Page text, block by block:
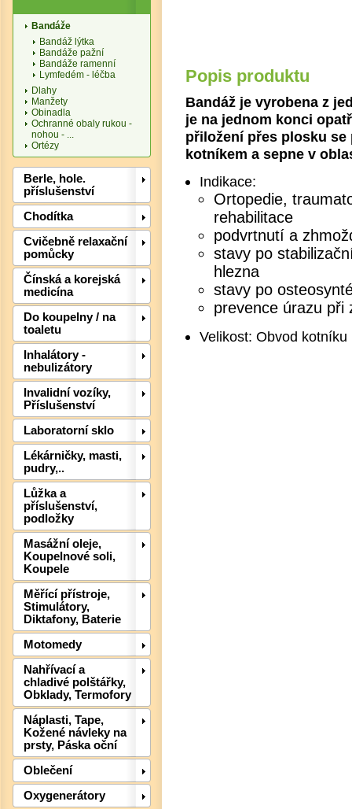
Bandáže
Bandáž lýtka
Bandáže pažní
Bandáže ramenní
Lymfedém - léčba
Dlahy
Manžety
Obinadla
Ochranné obaly rukou -
nohou - ...
Ortézy
Berle, hole.
příslušenství
Chodítka
Cvičebně relaxační
pomůcky
Čínská a korejská
medicína
Do koupelny / na
toaletu
Inhalátory -
nebulizátory
Invalidní vozíky,
Příslušenství
Laboratorní sklo
Lékárničky, masti,
pudry,..
Lůžka a
příslušenství,
podložky
Masážní oleje,
Koupelnové soli,
Koupele
Měřící přístroje,
Stimulátory,
Diktafony, Baterie
Motomedy
Nahřívací a
chladivé polštářky,
Obklady, Termofory
Náplasti, Tape,
Kožené návleky na
prsty, Páska oční
Oblečení
Oxygenerátory
Popis produktu
Bandáž je vyrobena z
je na jednom konci
přiložení přes plosku
kotníkem a sepne v
Indikace:
Ortopedie,
rehabilitace
podvrtnutí a
stavy po
hlezna
stavy po
prevence úrazu při
Velikost: Obvod kotníku